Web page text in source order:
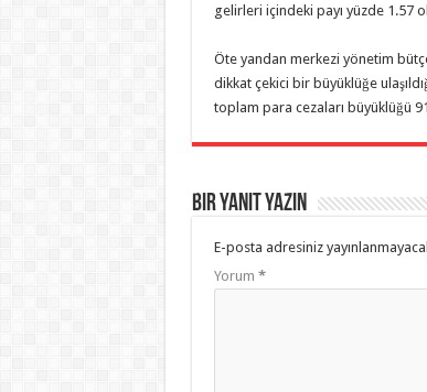
gelirleri içindeki payı yüzde 1.57
Öte yandan merkezi yönetim
dikkat çekici bir büyüklüğe
toplam para cezaları büyüklüğü
Bir yanıt yazın
E-posta adresiniz
Yorum *